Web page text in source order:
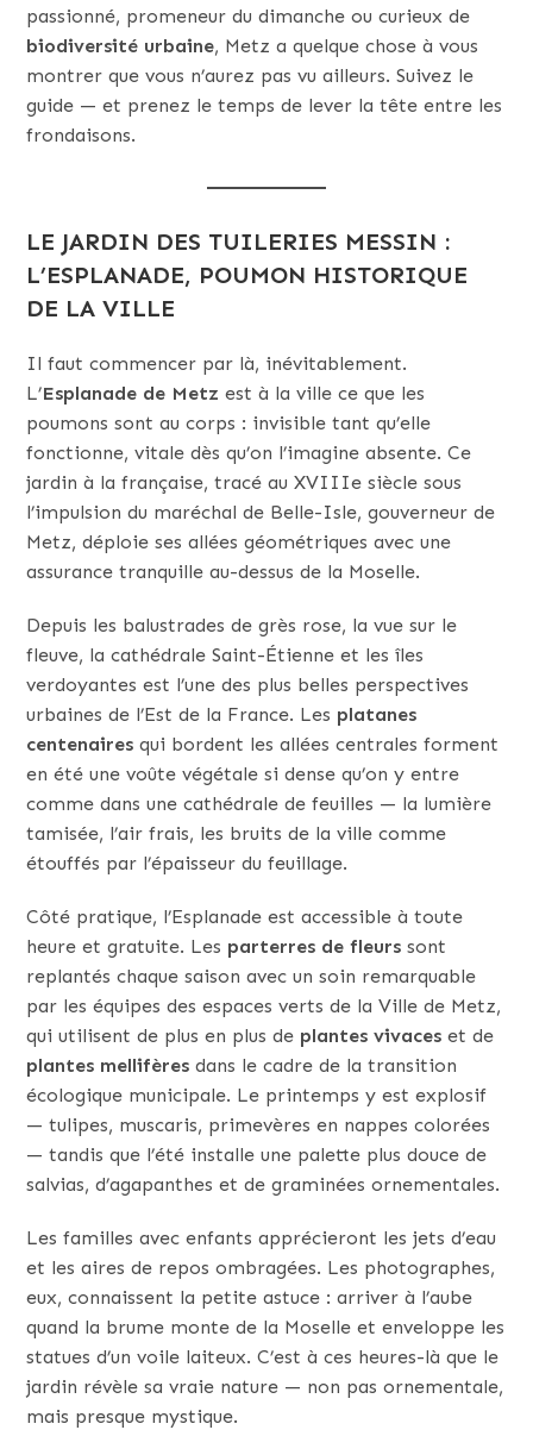
passionné, promeneur du dimanche ou curieux de
biodiversité urbaine, Metz a quelque chose à vous
montrer que vous n’aurez pas vu ailleurs. Suivez le
guide — et prenez le temps de lever la tête entre les
frondaisons.
LE JARDIN DES TUILERIES MESSIN :
L’ESPLANADE, POUMON HISTORIQUE
DE LA VILLE
Il faut commencer par là, inévitablement.
L’Esplanade de Metz est à la ville ce que les
poumons sont au corps : invisible tant qu’elle
fonctionne, vitale dès qu’on l’imagine absente. Ce
jardin à la française, tracé au XVIIIe siècle sous
l’impulsion du maréchal de Belle-Isle, gouverneur de
Metz, déploie ses allées géométriques avec une
assurance tranquille au-dessus de la Moselle.
Depuis les balustrades de grès rose, la vue sur le
fleuve, la cathédrale Saint-Étienne et les îles
verdoyantes est l’une des plus belles perspectives
urbaines de l’Est de la France. Les platanes
centenaires qui bordent les allées centrales forment
en été une voûte végétale si dense qu’on y entre
comme dans une cathédrale de feuilles — la lumière
tamisée, l’air frais, les bruits de la ville comme
étouffés par l’épaisseur du feuillage.
Côté pratique, l’Esplanade est accessible à toute
heure et gratuite. Les parterres de fleurs sont
replantés chaque saison avec un soin remarquable
par les équipes des espaces verts de la Ville de Metz,
qui utilisent de plus en plus de plantes vivaces et de
plantes mellifères dans le cadre de la transition
écologique municipale. Le printemps y est explosif
— tulipes, muscaris, primevères en nappes colorées
— tandis que l’été installe une palette plus douce de
salvias, d’agapanthes et de graminées ornementales.
Les familles avec enfants apprécieront les jets d’eau
et les aires de repos ombragées. Les photographes,
eux, connaissent la petite astuce : arriver à l’aube
quand la brume monte de la Moselle et enveloppe les
statues d’un voile laiteux. C’est à ces heures-là que le
jardin révèle sa vraie nature — non pas ornementale,
mais presque mystique.